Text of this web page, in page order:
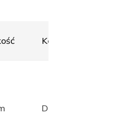
Kolorystyka
Dąb czarny